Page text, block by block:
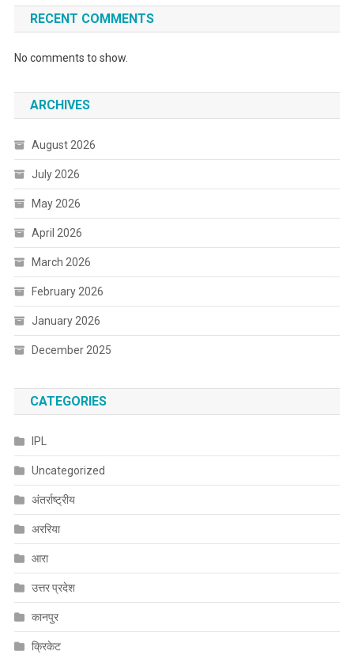
RECENT COMMENTS
No comments to show.
ARCHIVES
August 2026
July 2026
May 2026
April 2026
March 2026
February 2026
January 2026
December 2025
CATEGORIES
IPL
Uncategorized
अंतर्राष्ट्रीय
अररिया
आरा
उत्तर प्रदेश
कानपुर
क्रिकेट